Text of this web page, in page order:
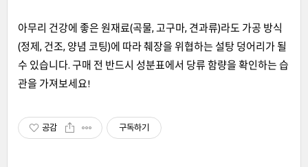
아무리 건강에 좋은 원재료(곡물, 고구마, 견과류)라도 가공 방식
(정제, 건조, 양념 코팅)에 따라 췌장을 위협하는 설탕 덩어리가 될
수 있습니다. 구매 전 반드시 성분표에서 당류 함량을 확인하는 습
관을 가져보세요!
공감 구독하기